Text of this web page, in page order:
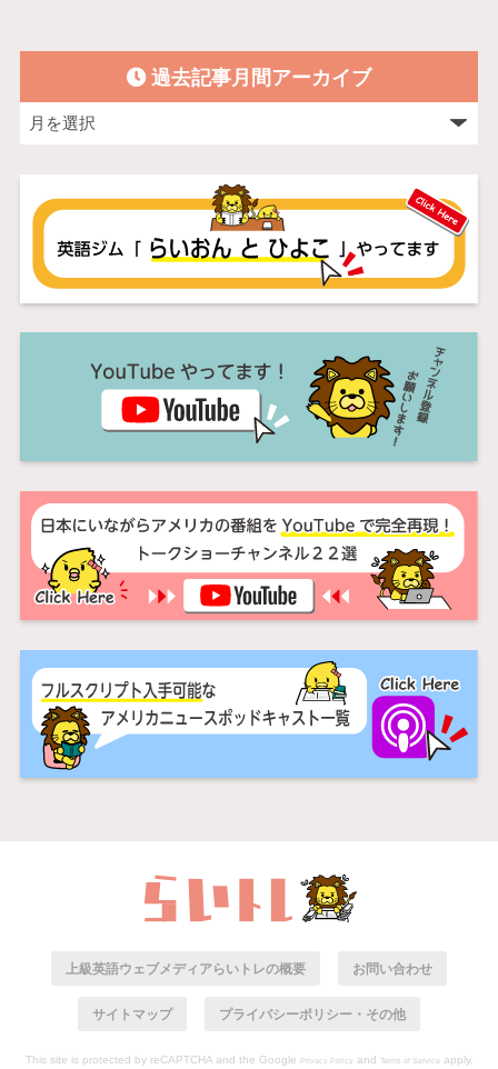
過去記事月間アーカイブ
上級英語ウェブメディアらいトレの概要 お問い合わせ
サイトマップ プライバシーポリシー・その他
This site is protected by reCAPTCHA and the Google Privacy Policy and Terms of Service apply.